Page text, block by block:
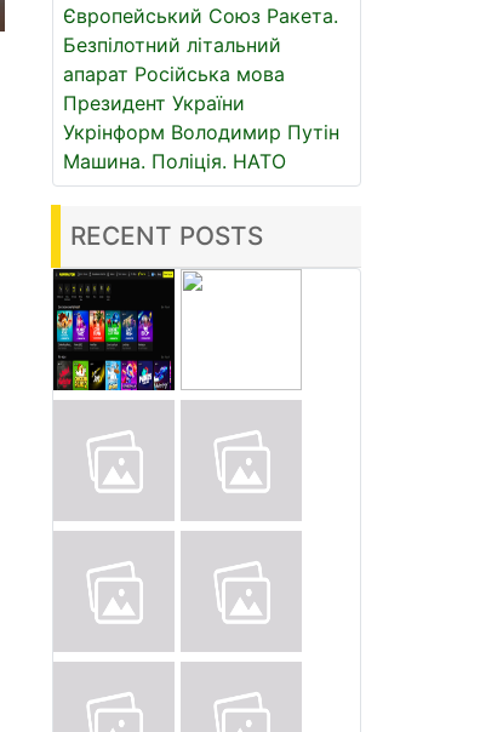
Європейський Союз Ракета.
Безпілотний літальний
апарат Російська мова
Президент України
Укрінформ Володимир Путін
Машина. Поліція. НАТО
RECENT POSTS